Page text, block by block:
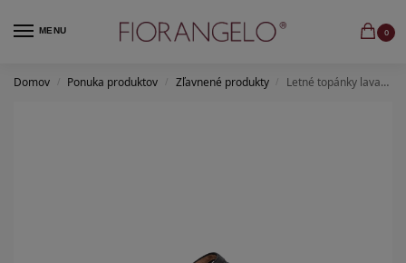
MENU 0
Domov Ponuka produktov Zľavnené produkty Letné topánky lavato nero-rete intr. nappa nero